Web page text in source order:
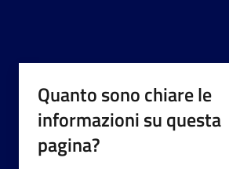
Quanto sono chiare le
informazioni su questa
pagina?